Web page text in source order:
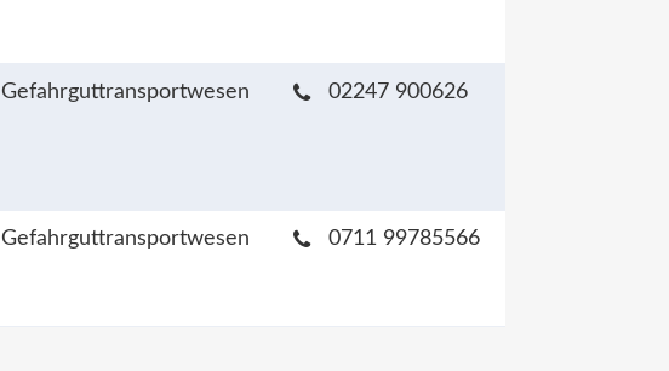
Gefahrguttransportwesen 02247 900626
Gefahrguttransportwesen 0711 99785566